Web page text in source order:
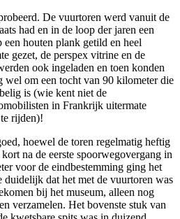
De vuurtoren werd vanuit de
had en in de loop der jaren een
houten plank getild en heel
gezet, de perspex vitrine en de
ook ingeladen en toen konden
wel om een tocht van 90 kilometer die
is (wie kent niet de
in Frankrijk uitermate
rijden)!
hoewel de toren regelmatig heftig
na de eerste spoorwegovergang in
voor de eindbestemming ging het
duidelijk dat het met de vuurtoren was
bij het museum, alleen nog
verzamelen. Het bovenste stuk van